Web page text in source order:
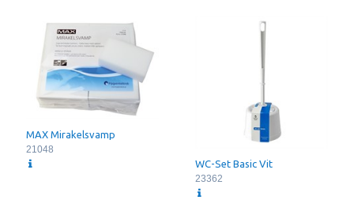
MAX Mirakelsvamp
21048
WC-Set Basic Vit
23362